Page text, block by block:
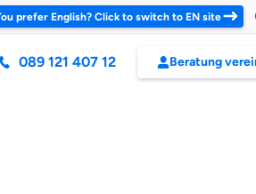
prefer English? Click to switch to EN site
089 121 407 12 Beratung